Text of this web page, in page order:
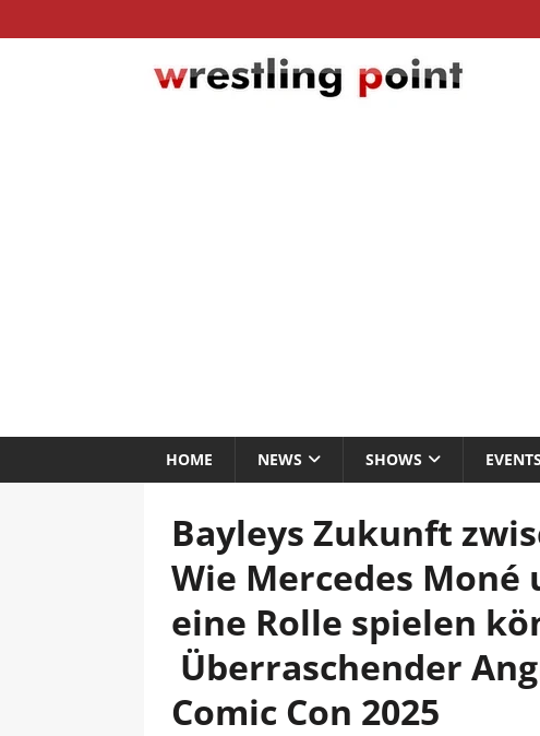
HOME NEWS SHOWS EVENTS
Bayleys Zukunft
Wie Mercedes
eine Rolle spielen
Überraschender
Comic Con 2025